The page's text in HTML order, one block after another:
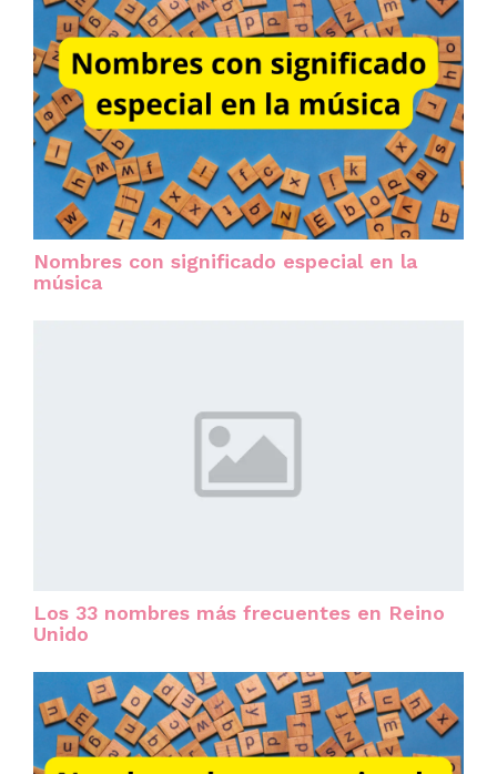
Nombres con significado especial en la
música
Los 33 nombres más frecuentes en Reino
Unido